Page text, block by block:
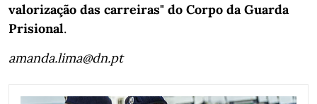
valorização das carreiras" do Corpo da Guarda
Prisional.
amanda.lima@dn.pt